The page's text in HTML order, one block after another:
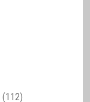
(112)